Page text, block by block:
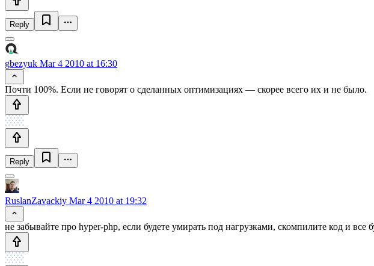
Reply
gbezyuk Mar 4 2010 at 16:30
Почти 100%. Если не говорят о сделанных оптимизациях — скорее всего их и не было.
Reply
RuslanZavackiy Mar 4 2010 at 19:32
не забывайте про hyper-php, если будете умирать под нагрузками, скомпилите код и все